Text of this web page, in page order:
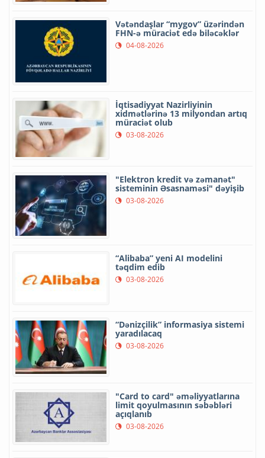
Vətəndaşlar “mygov” üzərindən
FHN-ə müraciət edə biləcəklər
04-08-2026
İqtisadiyyat Nazirliyinin
xidmətlərinə 13 milyondan artıq
müraciət olub
03-08-2026
"Elektron kredit və zəmanət"
sisteminin Əsasnaməsi" dəyişib
03-08-2026
“Alibaba” yeni AI modelini
təqdim edib
03-08-2026
“Dənizçilik” informasiya sistemi
yaradılacaq
03-08-2026
"Card to card" əməliyyatlarına
limit qoyulmasının səbəbləri
açıqlanıb
03-08-2026